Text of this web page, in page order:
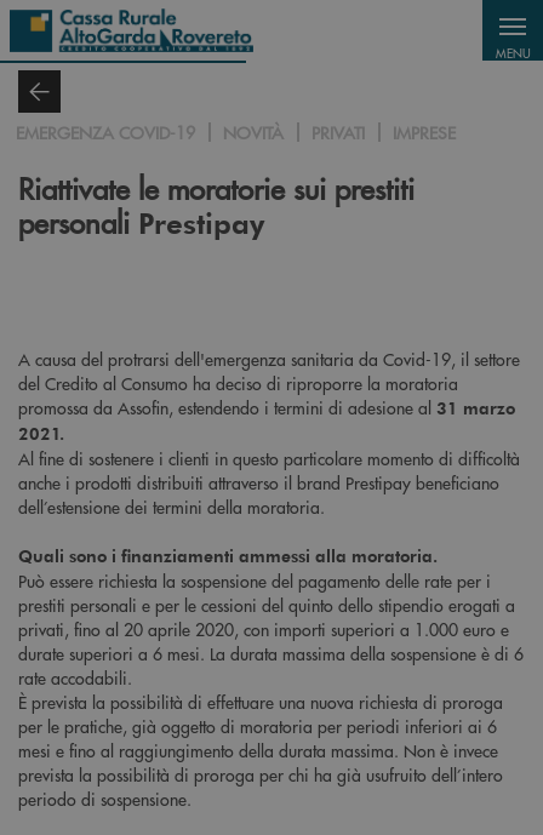
Salta al contenuto principale
MENU
EMERGENZA COVID-19 NOVITÀ PRIVATI IMPRESE
Riattivate le moratorie sui prestiti
personali Prestipay
A causa del protrarsi dell'emergenza sanitaria da Covid-19, il settore
del Credito al Consumo ha deciso di riproporre la moratoria
promossa da Assofin, estendendo i termini di adesione al 31 marzo
2021.
Al fine di sostenere i clienti in questo particolare momento di difficoltà
anche i prodotti distribuiti attraverso il brand Prestipay beneficiano
dell’estensione dei termini della moratoria.
Quali sono i finanziamenti ammessi alla moratoria.
Può essere richiesta la sospensione del pagamento delle rate per i
prestiti personali e per le cessioni del quinto dello stipendio erogati a
privati, fino al 20 aprile 2020, con importi superiori a 1.000 euro e
durate superiori a 6 mesi. La durata massima della sospensione è di 6
rate accodabili.
È prevista la possibilità di effettuare una nuova richiesta di proroga
per le pratiche, già oggetto di moratoria per periodi inferiori ai 6
mesi e fino al raggiungimento della durata massima. Non è invece
prevista la possibilità di proroga per chi ha già usufruito dell’intero
periodo di sospensione.